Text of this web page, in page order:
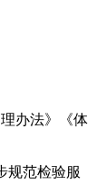
办法》《体
规范检验服